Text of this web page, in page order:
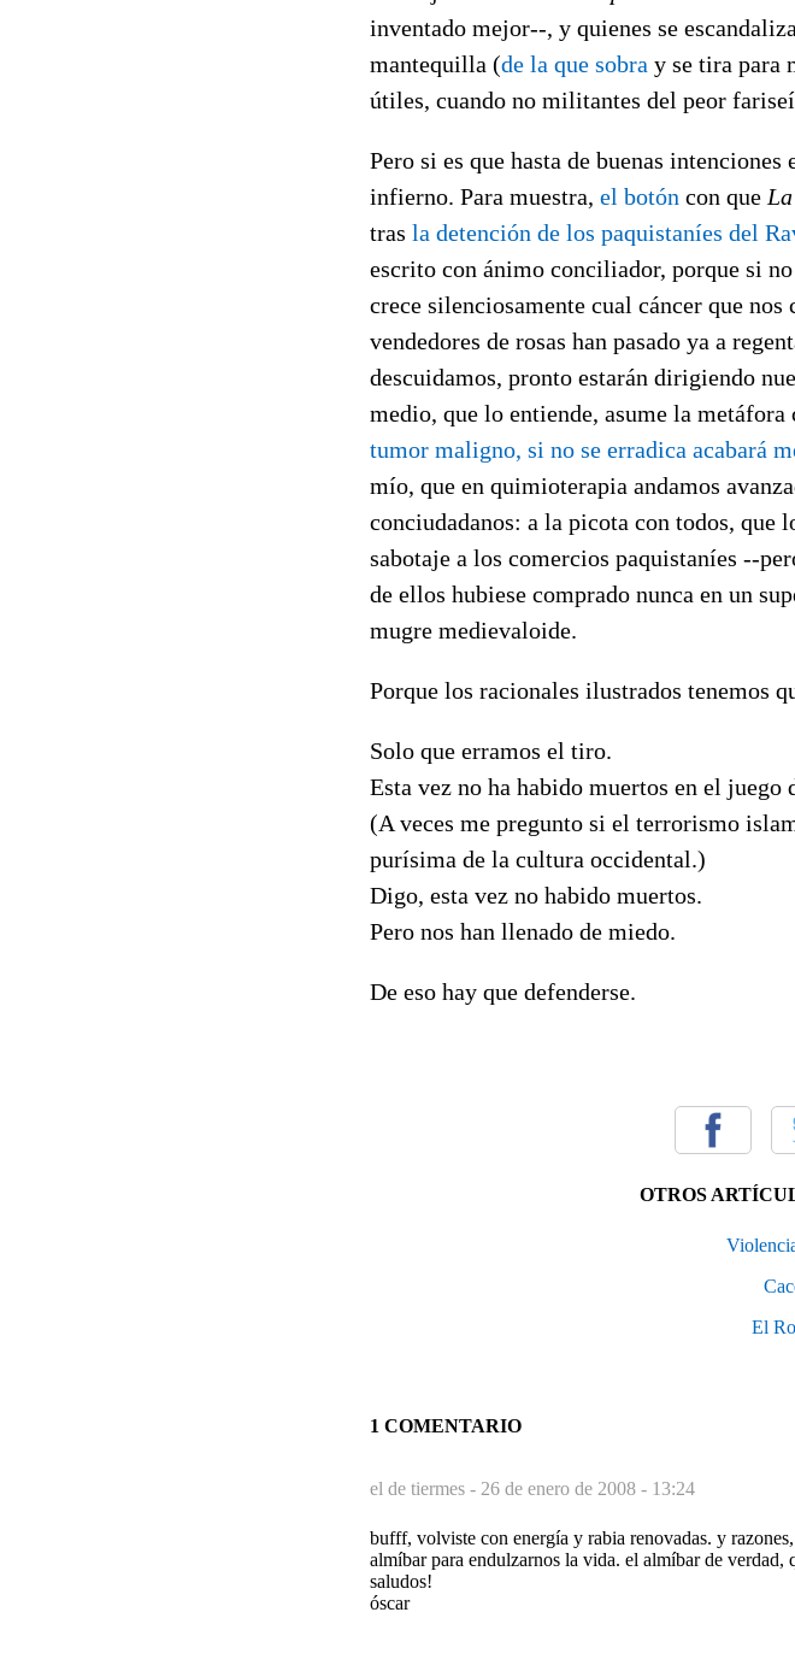
inventado mejor--, y quienes se
mantequilla (de la que sobra y se tira para
útiles, cuando no militantes del peor
Pero si es que hasta de buenas
infierno. Para muestra, el botón con que
tras la detención de los paquistaníes del
escrito con ánimo conciliador, porque si
crece silenciosamente cual cáncer que
vendedores de rosas han pasado ya a
descuidamos, pronto estarán dirigiendo
medio, que lo entiende, asume la metáfora
tumor maligno, si no se erradica acabará
mío, que en quimioterapia andamos
conciudadanos: a la picota con todos, que
sabotaje a los comercios paquistaníes --
de ellos hubiese comprado nunca en un
mugre medievaloide.
Porque los racionales ilustrados tenemos
Solo que erramos el tiro.
Esta vez no ha habido muertos en el juego
(A veces me pregunto si el terrorismo
purísima de la cultura occidental.)
Digo, esta vez no habido muertos.
Pero nos han llenado de miedo.
De eso hay que defenderse.
OTROS
El
1 COMENTARIO
el de tiermes - 26 de enero de 2008 - 13:24
bufff, volviste con energía y rabia renovadas. y
almíbar para endulzarnos la vida. el almíbar de verdad,
saludos!
óscar